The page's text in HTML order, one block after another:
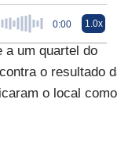
0:00 1.0x
a um quartel do
o resultado
o local como